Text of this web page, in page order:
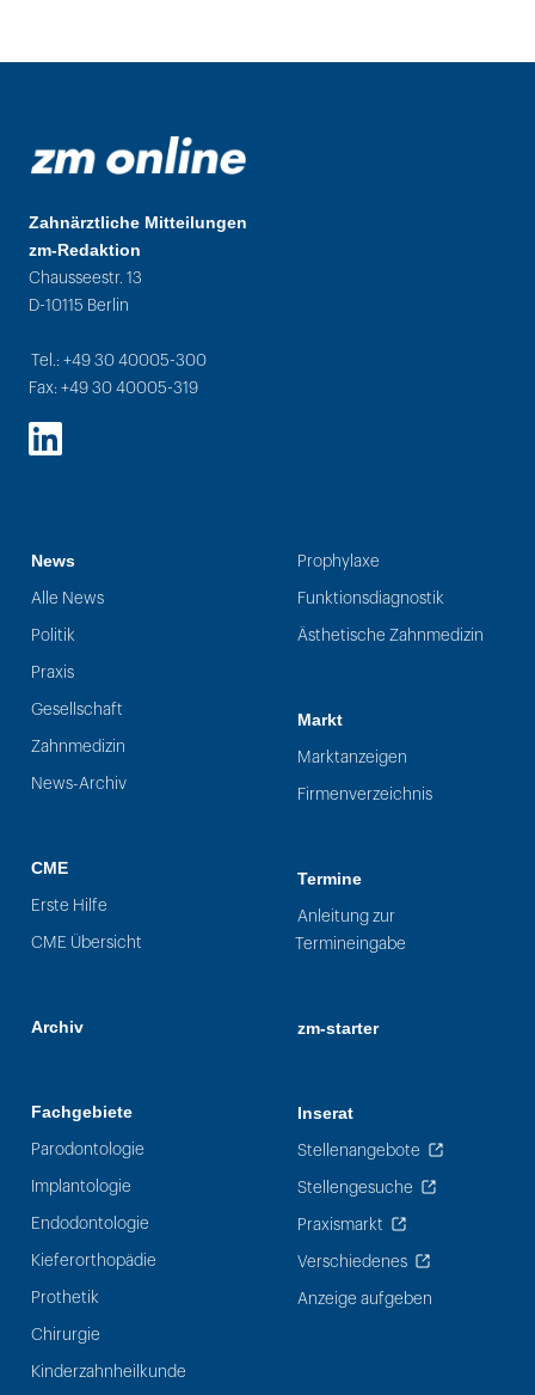
Zahnärztliche Mitteilungen
zm-Redaktion
Chausseestr. 13
D-10115 Berlin
Tel.: +49 30 40005-300
Fax: +49 30 40005-319
LinkedIn
News
Alle News
Politik
Praxis
Gesellschaft
Zahnmedizin
News-Archiv
CME
Erste Hilfe
CME Übersicht
Archiv
Fachgebiete
Parodontologie
Implantologie
Endodontologie
Kieferorthopädie
Prothetik
Chirurgie
Kinderzahnheilkunde
Prophylaxe
Funktionsdiagnostik
Ästhetische Zahnmedizin
Markt
Marktanzeigen
Firmenverzeichnis
Termine
Anleitung zur
Termineingabe
zm-starter
Inserat
Stellenangebote
Stellengesuche
Praxismarkt
Verschiedenes
Anzeige aufgeben